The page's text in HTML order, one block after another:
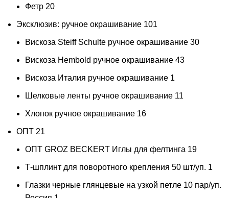
Фетр 20
Эксклюзив: ручное окрашивание 101
Вискоза Steiff Schulte ручное окрашивание 30
Вискоза Hembold ручное окрашивание 43
Вискоза Италия ручное окрашивание 1
Шелковые ленты ручное окрашивание 11
Хлопок ручное окрашивание 16
ОПТ 21
ОПТ GROZ BECKERT Иглы для фелтинга 19
Т-шплинт для поворотного крепления 50 шт/уп. 1
Глазки черные глянцевые на узкой петле 10 пар/уп.